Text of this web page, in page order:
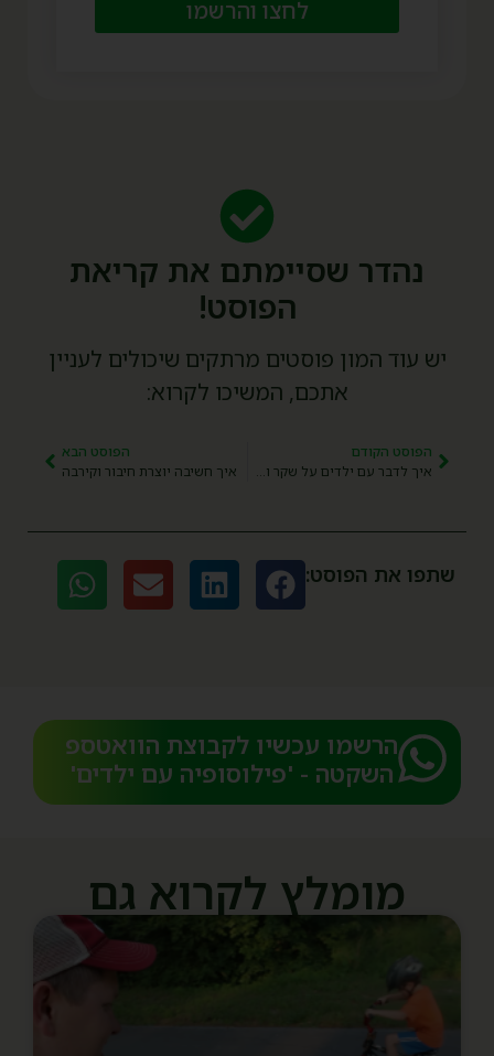
לחצו והרשמו
נהדר שסיימתם את קריאת
הפוסט!
יש עוד המון פוסטים מרתקים שיכולים לעניין
אתכם, המשיכו לקרוא:
הפוסט הקודם
איך לדבר עם ילדים על שקר ואמת, שיתוף ולקיחה, שלי ולא שלי ועוד
הפוסט הבא
איך חשיבה יוצרת חיבור וקירבה
שתפו את הפוסט:
הרשמו עכשיו לקבוצת הוואטספ
השקטה - 'פילוסופיה עם ילדים'​
מומלץ לקרוא גם